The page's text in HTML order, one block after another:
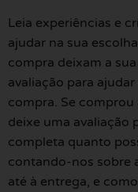
Leia experiências e
ajudar na sua
compra deixam a
avaliação para
compra. Se
deixe uma avaliação
completa quanto
contando-nos sobre
até à entrega, e